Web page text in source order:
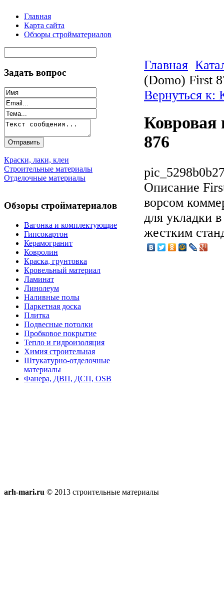
Главная
Карта сайта
Обзоры стройматериалов
Задать вопрос
Краски, лаки, клеи
Строительные материалы
Отделочные материалы
Обзоры стройматериалов
Вагонка и комплектующие
Гипсокартон
Керамогранит
Ковролин
Краска, грунтовка
Кровельный материал
Ламинат
Линолеум
Наливные полы
Паркетная доска
Плитка
Подвесные потолки
Пробковое покрытие
Тепло и гидроизоляция
Химия строительная
Штукатурно-отделочные
материалы
Фанера, ДВП, ДСП, OSB
Главная
(Domo) First
Вернуться к:
Ковровая
876
Описание
ворсом
для укладки
жестким
arh-mari.ru © 2013 строительные материалы